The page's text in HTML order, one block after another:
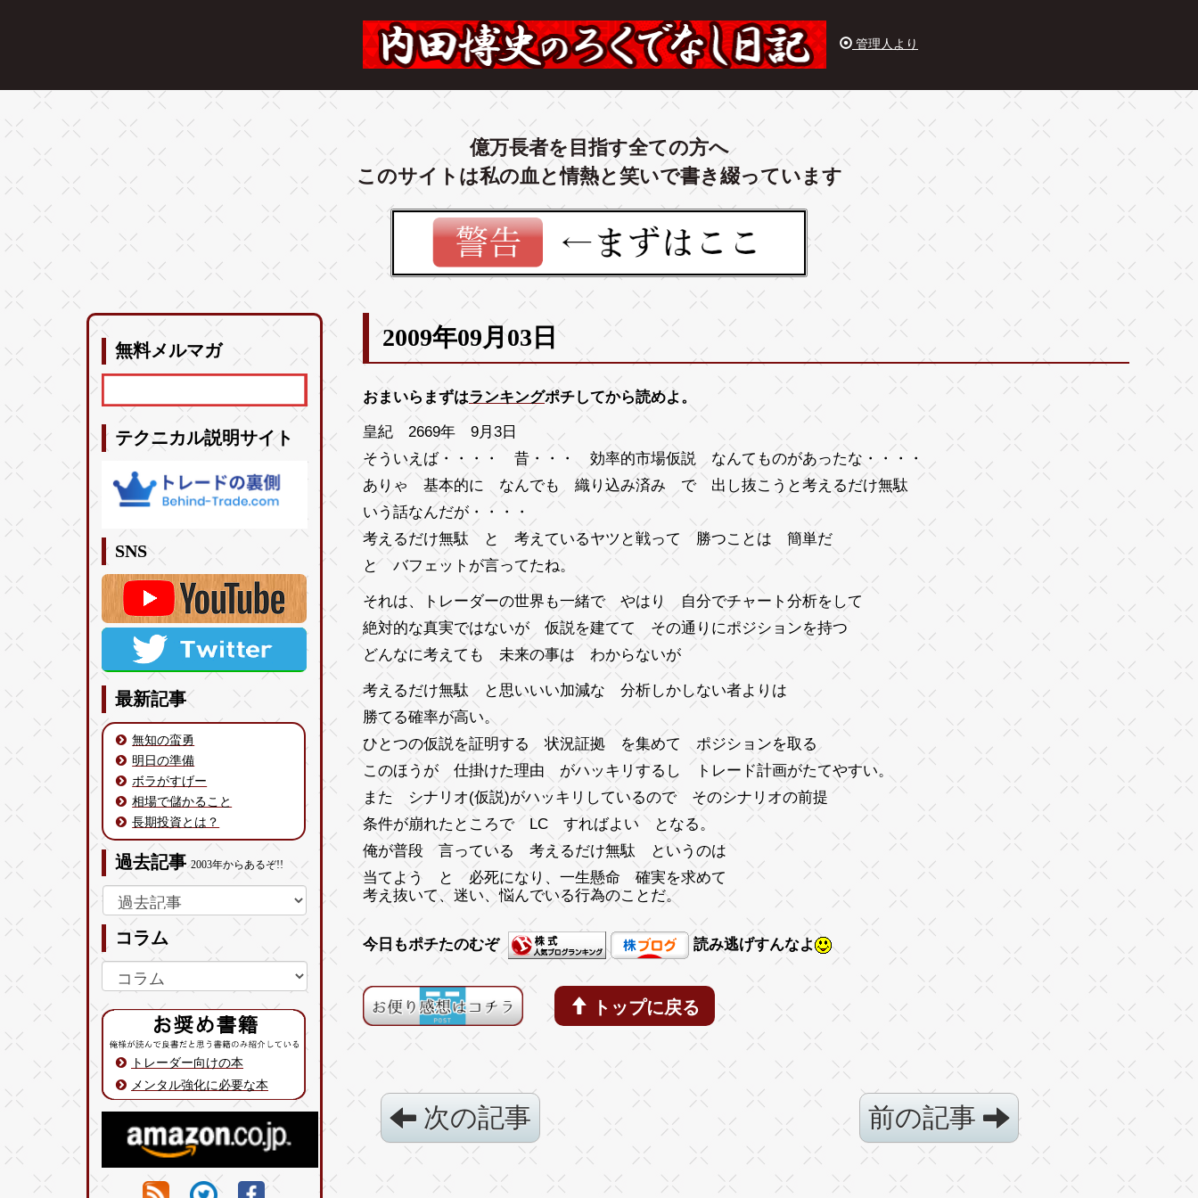
管理人より
億万長者を目指す全ての方へ
このサイトは私の血と情熱と笑いで書き綴っています
無料メルマガ
テクニカル説明サイト
SNS
最新記事
無知の蛮勇
明日の準備
ボラがすげー
相場で儲かること
長期投資とは？
過去記事2003年からあるぞ!!
コラム
トレーダー向けの本
メンタル強化に必要な本
2009年09月03日
おまいらまずはランキングポチしてから読めよ。
皇紀 2669年 9月3日
そういえば・・・・ 昔・・・ 効率的市場仮説 なんてものがあったな・・・・
ありゃ 基本的に なんでも 織り込み済み で 出し抜こうと考えるだけ無駄
いう話なんだが・・・・
考えるだけ無駄 と 考えているヤツと戦って 勝つことは 簡単だ
と バフェットが言ってたね。
それは、トレーダーの世界も一緒で やはり 自分でチャート分析をして
絶対的な真実ではないが 仮説を建てて その通りにポジションを持つ
どんなに考えても 未来の事は わからないが
考えるだけ無駄 と思いいい加減な 分析しかしない者よりは
勝てる確率が高い。
ひとつの仮説を証明する 状況証拠 を集めて ポジションを取る
このほうが 仕掛けた理由 がハッキリするし トレード計画がたてやすい。
また シナリオ(仮説)がハッキリしているので そのシナリオの前提
条件が崩れたところで LC すればよい となる。
俺が普段 言っている 考えるだけ無駄 というのは
当てよう と 必死になり、一生懸命 確実を求めて
考え抜いて、迷い、悩んでいる行為のことだ。
今日もポチたのむぞ 読み逃げすんなよ
トップに戻る
次の記事 前の記事